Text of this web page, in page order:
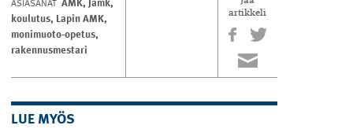
koulutus, Lapin AMK,
monimuoto-opetus,
rakennusmestari
artikkeli
LUE MYÖS